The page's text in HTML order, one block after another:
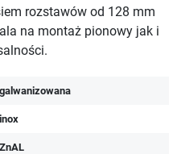
rozstawów od 128 mm
na montaż pionowy jak i
galwanizowana
inox
ZnAL